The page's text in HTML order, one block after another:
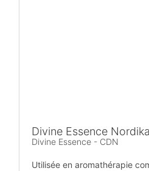
Divine Essence Nordika
Divine Essence - CDN
Utilisée en aromathérapie